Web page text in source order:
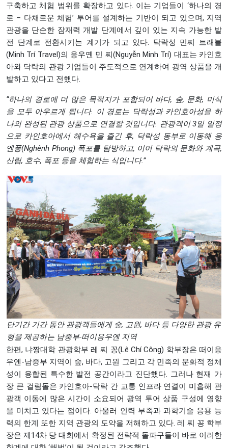
구축하고 체험 범위를 확장하고 있다. 이는 기업들이 ‘하나의 경
로 – 다채로운 체험’ 투어를 설계하는 기반이 되고 있으며, 지역
관광을 단순한 잠재력 개발 단계에서 깊이 있는 지속 가능한 발
전 단계로 전환시키는 계기가 되고 있다. 닥락성 민찌 트래블
(Minh Trí Travel)의 응우옌 민 찌(Nguyễn Minh Trí) 대표는 카인호
아와 닥락의 관광 기업들이 주도적으로 연계하여 광역 상품을 개
발하고 있다고 전했다.
“하나의 경로에 더 많은 목적지가 포함되어 바다, 숲, 문화, 미식
을 모두 아우르게 됩니다. 이 경로는 닥락성과 카인호아성을 하
나의 완성된 관광 상품으로 연결할 것입니다. 관광객이 3일 일정
으로 카인호아에서 해수욕을 즐긴 후, 닥락성 동부로 이동해 응
엔퐁(Nghênh Phong) 폭포를 탐방하고, 이어 닥락의 문화와 계곡,
산림, 호수, 폭포 등을 체험하는 식입니다.”
단기간 기간 동안 관광객들에게 숲, 고원, 바다 등 다양한 관광 유
형을 제공하는 남중부-떠이응우옌 지역
한편, 냐짱대학 관광학부 레 찌 꽁(Lê Chí Công) 학부장은 떠이응
우옌-남중부 지역이 숲, 바다, 고원 그리고 각 민족의 문화적 정체
성이 융합된 특수한 발전 공간이라고 진단했다. 그러나 현재 가
장 큰 걸림돌은 카인호아-닥락 간 교통 인프라 연결이 미흡해 관
광객 이동에 많은 시간이 소요되어 광역 투어 상품 구성에 영향
을 미치고 있다는 점이다. 아울러 인력 부족과 과학기술 응용 능
력의 한계 또한 지역 관광의 도약을 저해하고 있다. 레 찌 꽁 학부
장은 제14차 당 대회에서 확정된 전략적 돌파구들이 바로 이러한